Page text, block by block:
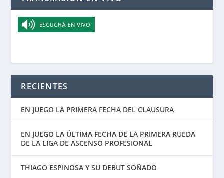
RECIENTES
EN JUEGO LA PRIMERA FECHA DEL CLAUSURA
EN JUEGO LA ÚLTIMA FECHA DE LA PRIMERA RUEDA
DE LA LIGA DE ASCENSO PROFESIONAL
THIAGO ESPINOSA Y SU DEBUT SOÑADO